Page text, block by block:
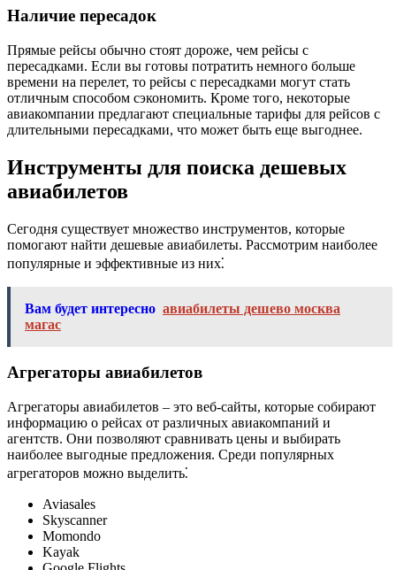
Наличие пересадок
Прямые рейсы обычно стоят дороже, чем рейсы с
пересадками. Если вы готовы потратить немного больше
времени на перелет, то рейсы с пересадками могут стать
отличным способом сэкономить. Кроме того, некоторые
авиакомпании предлагают специальные тарифы для рейсов с
длительными пересадками, что может быть еще выгоднее.
Инструменты для поиска дешевых
авиабилетов
Сегодня существует множество инструментов, которые
помогают найти дешевые авиабилеты. Рассмотрим наиболее
популярные и эффективные из них⁚
Вам будет интересно авиабилеты дешево москва
магас
Агрегаторы авиабилетов
Агрегаторы авиабилетов – это веб-сайты, которые собирают
информацию о рейсах от различных авиакомпаний и
агентств. Они позволяют сравнивать цены и выбирать
наиболее выгодные предложения. Среди популярных
агрегаторов можно выделить⁚
Aviasales
Skyscanner
Momondo
Kayak